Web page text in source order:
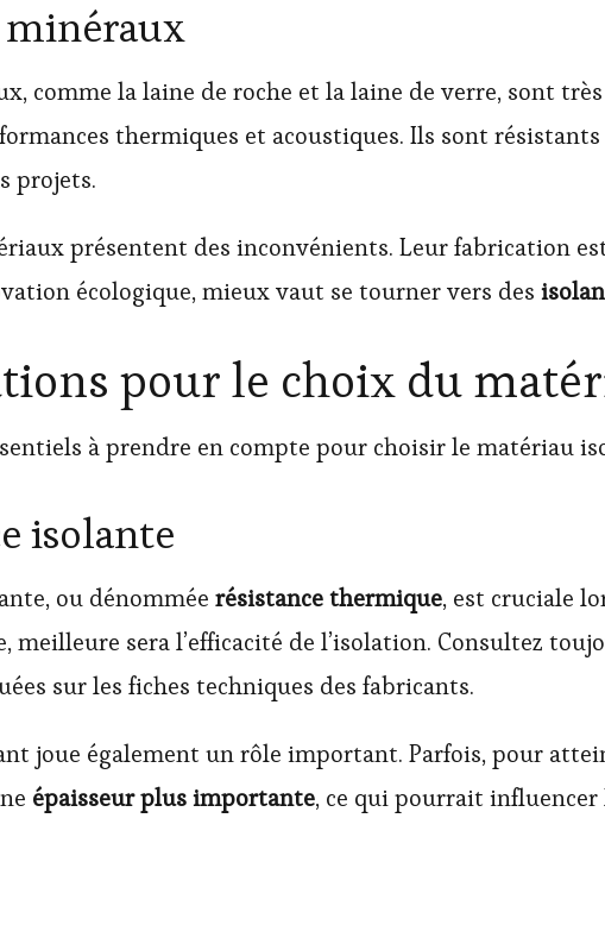
minéraux
comme la laine de roche et la laine de verre, sont
thermiques et acoustiques. Ils sont
projets.
présentent des inconvénients. Leur fabrication
écologique, mieux vaut se tourner vers des
pour le choix du
à prendre en compte pour choisir le matériau
isolante
ou dénommée résistance thermique, est cruciale
meilleure sera l’efficacité de l’isolation. Consultez
sur les fiches techniques des fabricants.
joue également un rôle important. Parfois, pour
épaisseur plus importante, ce qui pourrait influencer